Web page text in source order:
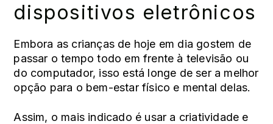
dispositivos eletrônicos
Embora as crianças de hoje em dia gostem de
passar o tempo todo em frente à televisão ou
do computador, isso está longe de ser a melhor
opção para o bem-estar físico e mental delas.
Assim, o mais indicado é usar a criatividade e